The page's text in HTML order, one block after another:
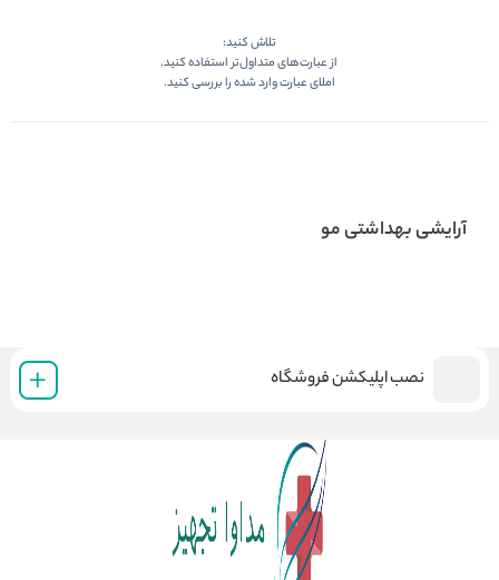
تلاش کنید:
از عبارت‌های متداول‌تر استفاده کنید.
املای عبارت وارد شده را بررسی کنید.
آرایشی بهداشتی مو
نصب اپلیکشن فروشگاه